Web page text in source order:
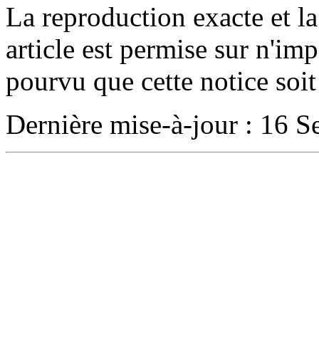
La reproduction exacte et
article est permise sur
pourvu que cette notice
Dernière mise-à-jour : 16